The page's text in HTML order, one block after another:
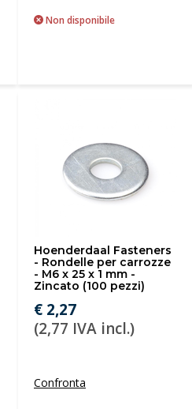
Non disponibile
Hoenderdaal Fasteners
- Rondelle per carrozze
- M6 x 25 x 1 mm -
Zincato (100 pezzi)
€ 2,27
(2,77 IVA incl.)
Confronta